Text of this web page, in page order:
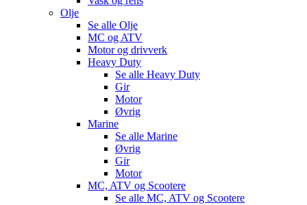
Olje
Se alle Olje
MC og ATV
Motor og drivverk
Heavy Duty
Se alle Heavy Duty
Gir
Motor
Øvrig
Marine
Se alle Marine
Øvrig
Gir
Motor
MC, ATV og Scootere
Se alle MC, ATV og Scootere